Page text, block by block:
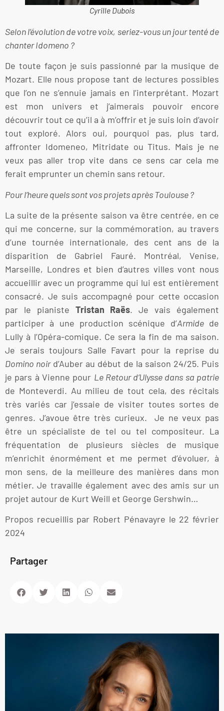
Cyrille Dubois
Selon l’évolution de votre voix, seriez-vous un jour tenté de
chanter Idomeno ?
De toute façon je suis passionné par la musique de
Mozart. Elle nous propose tant de lectures possibles
que l’on ne s’ennuie jamais en l’interprétant. Mozart
est mon univers et j’aimerais pouvoir encore
découvrir tout ce qu’il a à m’offrir et je suis loin d’avoir
tout exploré. Alors oui, pourquoi pas, plus tard,
affronter Idomeneo, Mitridate ou Titus. Mais je ne
veux pas aller trop vite dans ce sens car cela me
ferait emprunter un chemin sans retour.
Pour l’heure quels sont vos projets après Toulouse ?
La suite de la présente saison va être centrée, en ce
qui me concerne, sur la commémoration, au travers
d’une tournée internationale, des cent ans de la
disparition de Gabriel Fauré. Montréal, Venise,
Marseille, Londres et bien d’autres villes vont nous
accueillir avec un programme qui lui est entièrement
consacré. Je suis accompagné pour cette occasion
par le pianiste Tristan Raës. Je vais également
participer à une production scénique d’Armidede
Lully à l’Opéra-comique. Ce sera la fin de ma saison.
Je serais toujours Salle Favart pour la reprise du
Domino noird’Auber au début de la saison 24/25. Puis
je pars à Vienne pour Le Retour d’Ulysse dans sa patrie
de Monteverdi. Au milieu de tout cela, des récitals
très variés car j’essaie de visiter toutes sortes de
genres. J’avoue être très curieux. Je ne veux pas
être un spécialiste de tel ou tel compositeur. La
fréquentation de plusieurs siècles de musique
m’enrichit énormément et me permet d’évoluer, à
mon sens, de la meilleure des manières dans mon
métier. Je travaille également avec des amis sur un
projet autour de Kurt Weill et George Gershwin…
Propos recueillis par Robert Pénavayre le 22 février
2024
Partager